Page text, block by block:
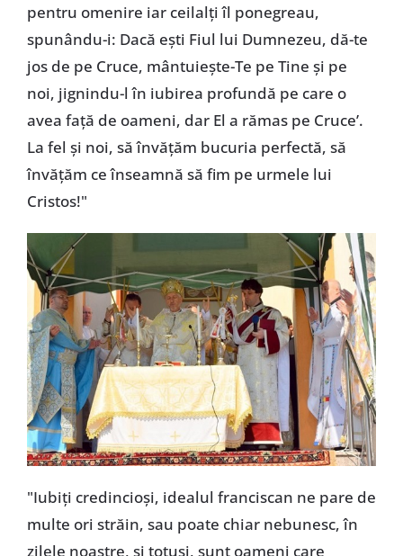
pentru omenire iar ceilalți îl ponegreau,
spunându-i: Dacă ești Fiul lui Dumnezeu, dă-te
jos de pe Cruce, mântuiește-Te pe Tine și pe
noi, jignindu-l în iubirea profundă pe care o
avea față de oameni, dar El a rămas pe Cruce’.
La fel și noi, să învățăm bucuria perfectă, să
învățăm ce înseamnă să fim pe urmele lui
Cristos!"
"Iubiți credincioși, idealul franciscan ne pare de
multe ori străin, sau poate chiar nebunesc, în
zilele noastre, și totuși, sunt oameni care